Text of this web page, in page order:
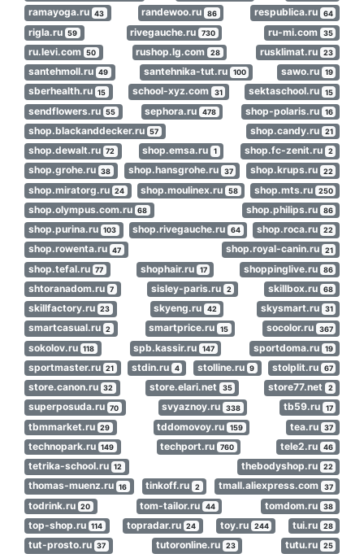
ramayoga.ru 43 randewoo.ru 86 respublica.ru 64
rigla.ru 59 rivegauche.ru 730 ru-mi.com 35
ru.levi.com 50 rushop.lg.com 28 rusklimat.ru 23
santehmoll.ru 49 santehnika-tut.ru 100 sawo.ru 19
sberhealth.ru 15 school-xyz.com 31 sektaschool.ru 15
sendflowers.ru 55 sephora.ru 478 shop-polaris.ru 16
shop.blackanddecker.ru 57 shop.candy.ru 21
shop.dewalt.ru 72 shop.emsa.ru 1 shop.fc-zenit.ru 2
shop.grohe.ru 38 shop.hansgrohe.ru 37 shop.krups.ru 22
shop.miratorg.ru 24 shop.moulinex.ru 58 shop.mts.ru 250
shop.olympus.com.ru 68 shop.philips.ru 86
shop.purina.ru 103 shop.rivegauche.ru 64 shop.roca.ru 22
shop.rowenta.ru 47 shop.royal-canin.ru 21
shop.tefal.ru 77 shophair.ru 17 shoppinglive.ru 86
shtoranadom.ru 7 sisley-paris.ru 2 skillbox.ru 68
skillfactory.ru 23 skyeng.ru 42 skysmart.ru 31
smartcasual.ru 2 smartprice.ru 15 socolor.ru 367
sokolov.ru 118 spb.kassir.ru 147 sportdoma.ru 19
sportmaster.ru 21 stdin.ru 4 stolline.ru 9 stolplit.ru 67
store.canon.ru 32 store.elari.net 35 store77.net 2
superposuda.ru 70 svyaznoy.ru 338 tb59.ru 17
tbmmarket.ru 29 tddomovoy.ru 159 tea.ru 37
technopark.ru 149 techport.ru 760 tele2.ru 46
tetrika-school.ru 12 thebodyshop.ru 22
thomas-muenz.ru 16 tinkoff.ru 2 tmall.aliexpress.com 37
todrink.ru 20 tom-tailor.ru 44 tomdom.ru 38
top-shop.ru 114 topradar.ru 24 toy.ru 244 tui.ru 28
tut-prosto.ru 37 tutoronline.ru 23 tutu.ru 25